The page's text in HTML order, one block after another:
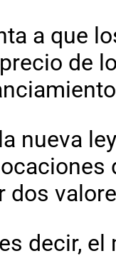
a que
de
nueva
dos
decir,